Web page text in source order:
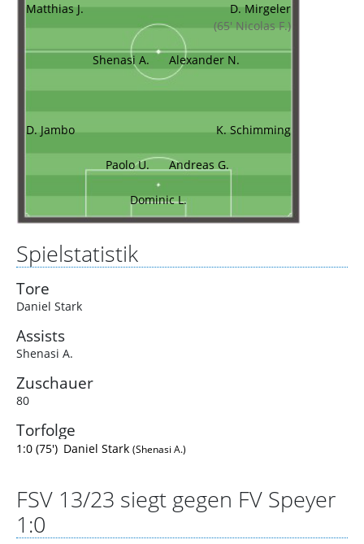
Matthias J.
D. Mirgeler
(65' Nicolas F.)
Shenasi A. Alexander N.
D. Jambo K. Schimming
Paolo U. Andreas G.
Dominic L.
Spielstatistik
Tore
Daniel Stark
Assists
Shenasi A.
Zuschauer
80
Torfolge
1:0 (75') Daniel Stark (Shenasi A.)
FSV 13/23 siegt gegen FV Speyer
1:0